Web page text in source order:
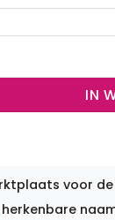
IN
voor
herkenbare